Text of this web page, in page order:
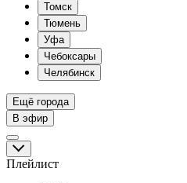
Томск
Тюмень
Уфа
Чебоксары
Челябинск
Ещё города
В эфир
Плейлист